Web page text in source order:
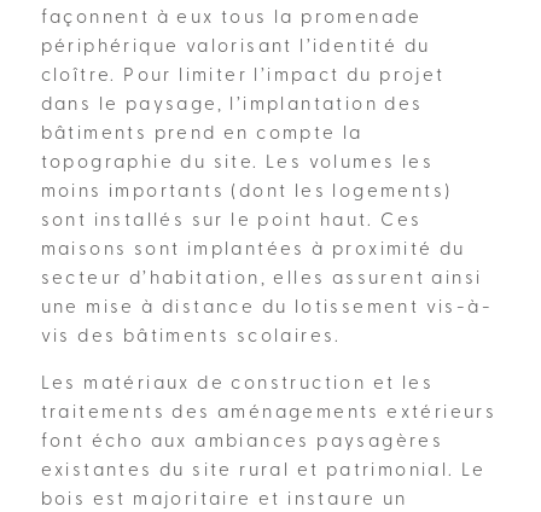
façonnent à eux tous la promenade
périphérique valorisant l’identité du
cloître. Pour limiter l’impact du projet
dans le paysage, l’implantation des
bâtiments prend en compte la
topographie du site. Les volumes les
moins importants (dont les logements)
sont installés sur le point haut. Ces
maisons sont implantées à proximité du
secteur d’habitation, elles assurent ainsi
une mise à distance du lotissement vis-à-
vis des bâtiments scolaires.
Les matériaux de construction et les
traitements des aménagements extérieurs
font écho aux ambiances paysagères
existantes du site rural et patrimonial. Le
bois est majoritaire et instaure un